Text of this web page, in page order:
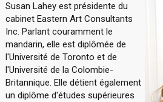
Susan Lahey est présidente du
cabinet Eastern Art Consultants
Inc. Parlant couramment le
mandarin, elle est diplômée de
l'Université de Toronto et de
l'Université de la Colombie-
Britannique. Elle détient également
un diplôme d'études supérieures